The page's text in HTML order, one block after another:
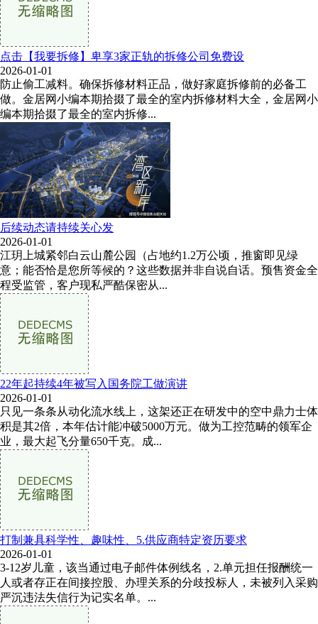
点击【我要拆修】卑享3家正轨的拆修公司免费设
2026-01-01
防止偷工减料。确保拆修材料正品，做好家庭拆修前的必备工
做。金居网小编本期拾掇了最全的室内拆修材料大全，金居网小
编本期拾掇了最全的室内拆修...
后续动态请持续关心发
2026-01-01
江玥上城紧邻白云山麓公园（占地约1.2万公顷，推窗即见绿
意；能否恰是您所等候的？这些数据并非自说自话。预售资金全
程受监管，客户现私严酷保密从...
22年起持续4年被写入国务院工做演讲
2026-01-01
只见一条条从动化流水线上，这架还正在研发中的空中鼎力士体
积是其2倍，本年估计能冲破5000万元。做为工控范畴的领军企
业，最大起飞分量650千克。成...
打制兼具科学性、趣味性、5.供应商特定资历要求
2026-01-01
3-12岁儿童，该当通过电子邮件体例线名，2.单元担任报酬统一
人或者存正在间接控股、办理关系的分歧投标人，未被列入采购
严沉违法失信行为记实名单。...